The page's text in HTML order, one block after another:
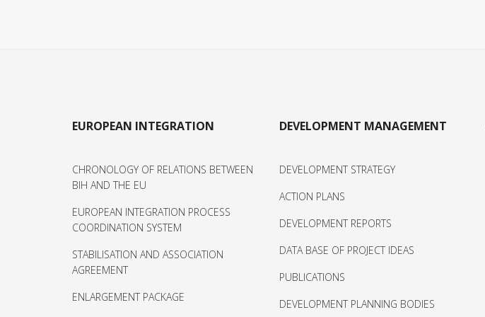
EUROPEAN INTEGRATION
CHRONOLOGY OF RELATIONS BETWEEN
BIH AND THE EU
EUROPEAN INTEGRATION PROCESS
COORDINATION SYSTEM
STABILISATION AND ASSOCIATION
AGREEMENT
ENLARGEMENT PACKAGE
DEVELOPMENT MANAGEMENT
DEVELOPMENT STRATEGY
ACTION PLANS
DEVELOPMENT REPORTS
DATA BASE OF PROJECT IDEAS
PUBLICATIONS
DEVELOPMENT PLANNING BODIES